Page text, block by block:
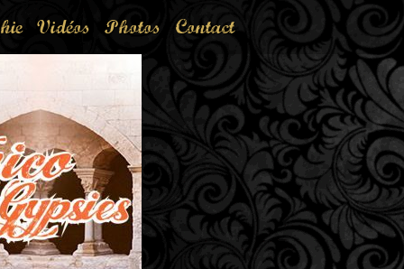
Vidéos Photos Contact